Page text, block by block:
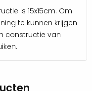
zo’n douglas
jouw tuin. Het
uitstraling wordt
is 15x15cm. Om
te kunnen krijgen
constructie van